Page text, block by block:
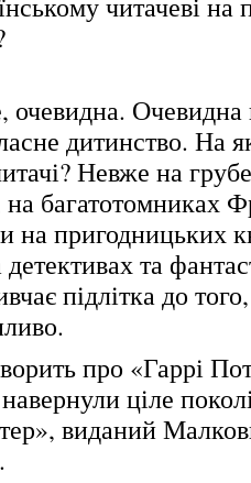
очевидна.
дитинство. На
Невже на
на багатотомниках
на пригодницьких
та
підлітка до
про «Гаррі
ціле
виданий